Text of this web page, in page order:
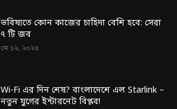
ভবিষ্যতে কোন কাজের চাহিদা বেশি হবে: সেরা
৭ টি জব
মে ১২, ২০২৫
Wi-Fi এর দিন শেষ? বাংলাদেশে এল Starlink –
নতুন যুগের ইন্টারনেট বিপ্লব!